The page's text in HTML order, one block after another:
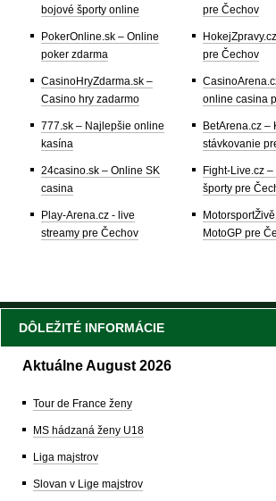
bojové športy online
PokerOnline.sk – Online
poker zdarma
CasinoHryZdarma.sk –
Casino hry zadarmo
777.sk – Najlepšie online
kasína
24casino.sk – Online SK
casina
Play-Arena.cz - live
streamy pre Čechov
pre Čechov
pre Čechov
online casina
BetArena.cz –
stávkovanie
Fight-Live.cz
športy pre
MotoGP pre
DÔLEŽITÉ INFORMÁCIE
Aktuálne August 2026
Tour de France ženy
MS hádzaná ženy U18
Liga majstrov
Slovan v Lige majstrov